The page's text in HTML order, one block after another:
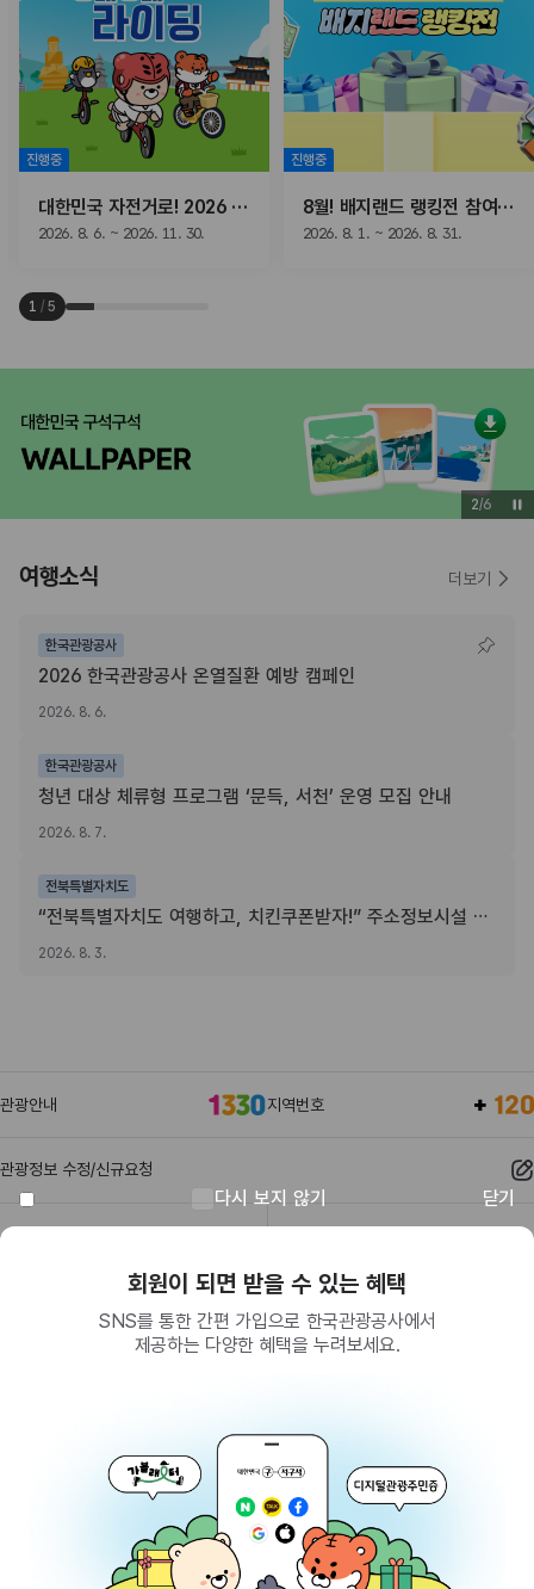
진행중
대한민국 자전거로! 2026 동네방네 라이딩
2026. 8. 6. ~ 2026. 11. 30.
진행중
8월! 배지랜드 랭킹전 참여하고, 선물받자!
2026. 8. 1. ~ 2026. 8. 31.
1 / 5
3/6
여행소식
한국관광공사
2026 한국관광공사 온열질환 예방 캠페인
2026. 8. 6.
한국관광공사
청년 대상 체류형 프로그램 ‘문득, 서천’ 운영 모집 안내
2026. 8. 7.
전북특별자치도
“전북특별자치도 여행하고, 치킨쿠폰받자!” 주소정보시설 SNS 인증이벤트
2026. 8. 3.
더보기
다시 보지 않기 닫기
회원이 되면 받을 수 있는 혜택
SNS를 통한 간편 가입으로 한국관광공사에서
제공하는 다양한 혜택을 누려보세요.
관광안내 지역번호
관광정보 수정/신규요청
관광정보
202-81-50707
통신판매업신고
제2009-서울중구-1234호